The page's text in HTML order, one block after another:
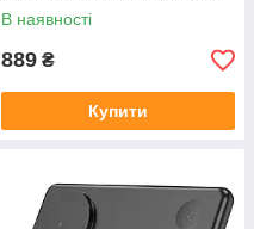
iPhone AirPods iWatch
В наявності
889 ₴
Купити